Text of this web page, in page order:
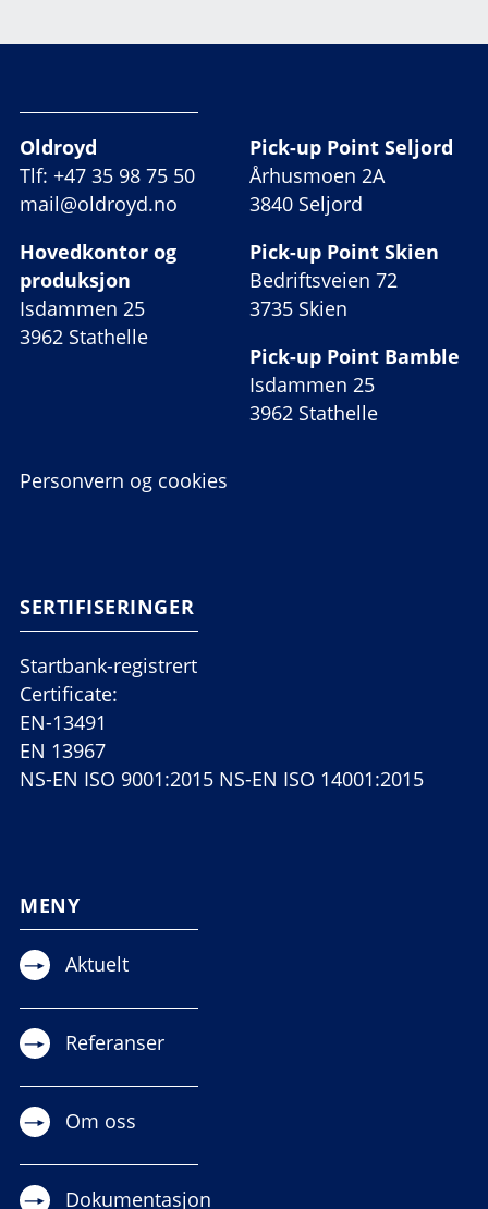
Oldroyd
Tlf: +47 35 98 75 50
mail@oldroyd.no
Hovedkontor og
produksjon
Isdammen 25
3962 Stathelle
Pick-up Point Seljord
Århusmoen 2A
3840 Seljord
Pick-up Point Skien
Bedriftsveien 72
3735 Skien
Pick-up Point Bamble
Isdammen 25
3962 Stathelle
Personvern og cookies
SERTIFISERINGER
Startbank-registrert
Certificate:
EN-13491
EN 13967
NS-EN ISO 9001:2015 NS-EN ISO 14001:2015
MENY
Aktuelt
Referanser
Om oss
Dokumentasjon